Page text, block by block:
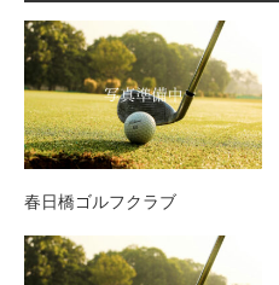
春日橋ゴルフクラブ